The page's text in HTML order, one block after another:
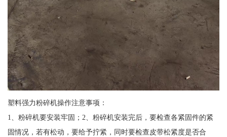
塑料强力粉碎机操作注意事项：
1、粉碎机要安装牢固；2、粉碎机安装完后，要检查各紧固件的紧
固情况，若有松动，要给予拧紧，同时要检查皮带松紧度是否合